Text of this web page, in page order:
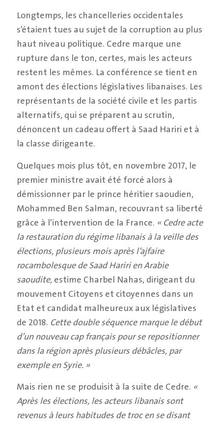
Longtemps, les chancelleries occidentales
s’étaient tues au sujet de la corruption au plus
haut niveau politique. Cedre marque une
rupture dans le ton, certes, mais les acteurs
restent les mêmes. La conférence se tient en
amont des élections législatives libanaises. Les
représentants de la société civile et les partis
alternatifs, qui se préparent au scrutin,
dénoncent un cadeau offert à Saad Hariri et à
la classe dirigeante.
Quelques mois plus tôt, en novembre 2017, le
premier ministre avait été forcé alors à
démissionner par le prince héritier saoudien,
Mohammed Ben Salman, recouvrant sa liberté
grâce à l’intervention de la France. « Cedre acte
la restauration du régime libanais à la veille des
élections, plusieurs mois après l’ajfaire
rocambolesque de Saad Hariri en Arabie
saoudite,estime Charbel Nahas, dirigeant du
mouvement Citoyens et citoyennes dans un
Etat et candidat malheureux aux législatives
de 2018. Cette double séquence marque le début
d’un nouveau cap français pour se repositionner
dans la région après plusieurs débâcles, par
exemple en Syrie. »
Mais rien ne se produisit à la suite de Cedre. «
Après les élections, les acteurs libanais sont
revenus à leurs habitudes de troc en se disant